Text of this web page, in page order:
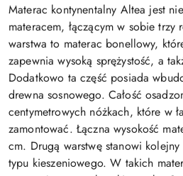
Materac kontynentalny Altea jest
materacem, łączącym w sobie trzy
warstwa to materac bonellowy,
zapewnia wysoką sprężystość, a
Dodatkowo ta część posiada
drewna sosnowego. Całość
centymetrowych nóżkach, które w
zamontować. Łączna wysokość
cm. Drugą warstwę stanowi
typu kieszeniowego. W takich